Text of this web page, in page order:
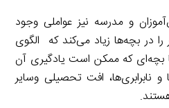
و مدرسه نیز عواملی وجود
را در بچه‌ها زیاد می‌کند که الگوی
بچه‌ای که ممکن است یادگیری آن
نابرابری‌ها، افت تحصیلی وسایر